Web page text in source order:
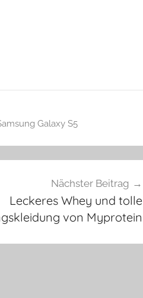
Galaxy S5
Nächster Beitrag
Leckeres Whey und tolle
von Myprotein